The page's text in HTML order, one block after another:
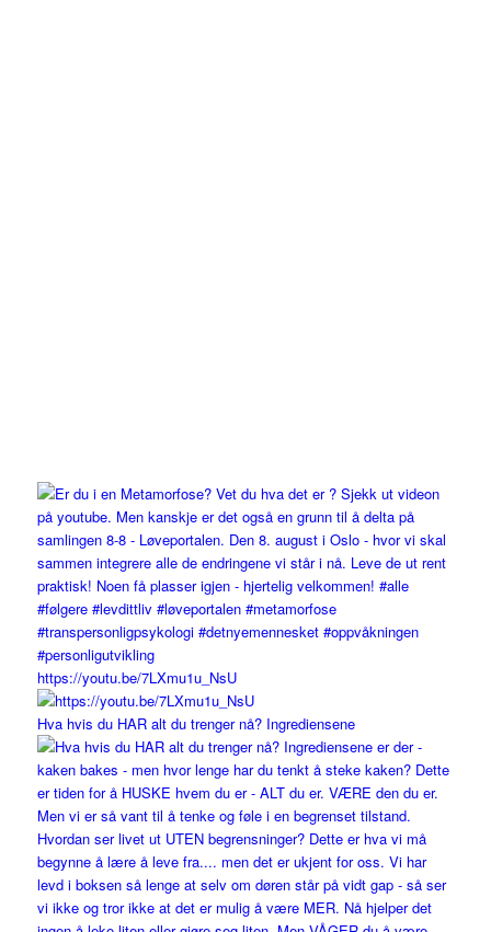
https://youtu.be/7LXmu1u_NsU
Hva hvis du HAR alt du trenger nå? Ingrediensene